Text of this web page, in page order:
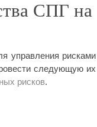
СПГ на
управления рисками
следующую их
рисков.